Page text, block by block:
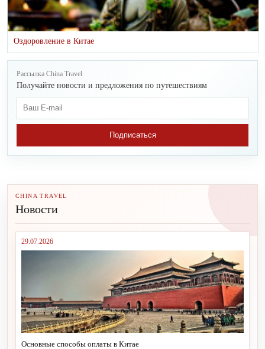
Оздоровление в Китае
Рассылка China Travel
Получайте новости и предложения по путешествиям
Подписаться
CHINA TRAVEL
Новости
29.07.2026
Основные способы оплаты в Китае